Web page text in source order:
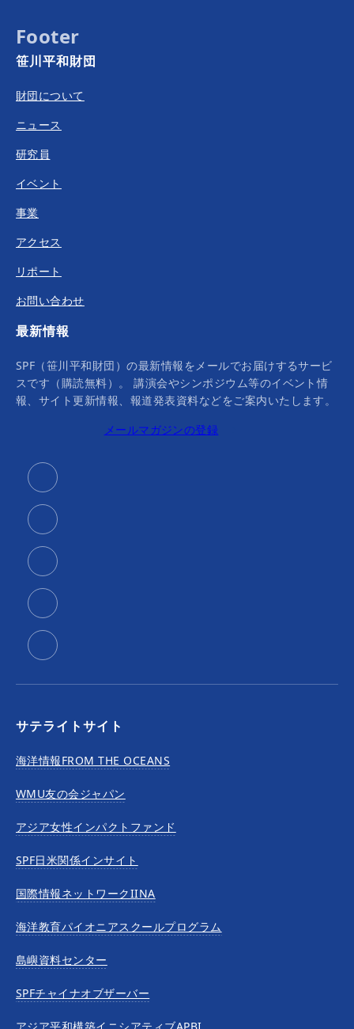
Footer
笹川平和財団
財団について
ニュース
研究員
イベント
事業
アクセス
リポート
お問い合わせ
最新情報
SPF（笹川平和財団）の最新情報をメールでお届けするサービ
スです（購読無料）。 講演会やシンポジウム等のイベント情
報、サイト更新情報、報道発表資料などをご案内いたします。
メールマガジンの登録
サテライトサイト
海洋情報FROM THE OCEANS
WMU友の会ジャパン
アジア女性インパクトファンド
SPF日米関係インサイト
国際情報ネットワークIINA
海洋教育パイオニアスクールプログラム
島嶼資料センター
SPFチャイナオブザーバー